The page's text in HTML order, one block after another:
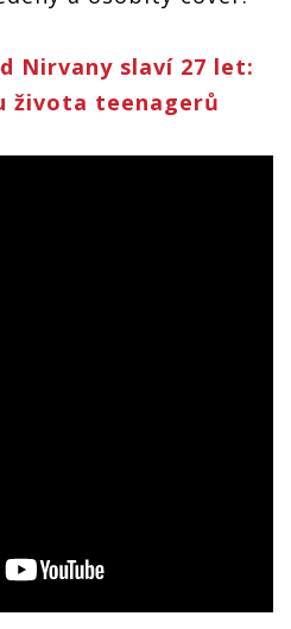
Nirvany slaví 27 let:
života teenagerů